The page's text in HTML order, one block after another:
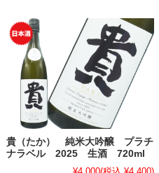
貴（たか） 純米大吟醸 プラチ
ナラベル 2025 生酒 720ml